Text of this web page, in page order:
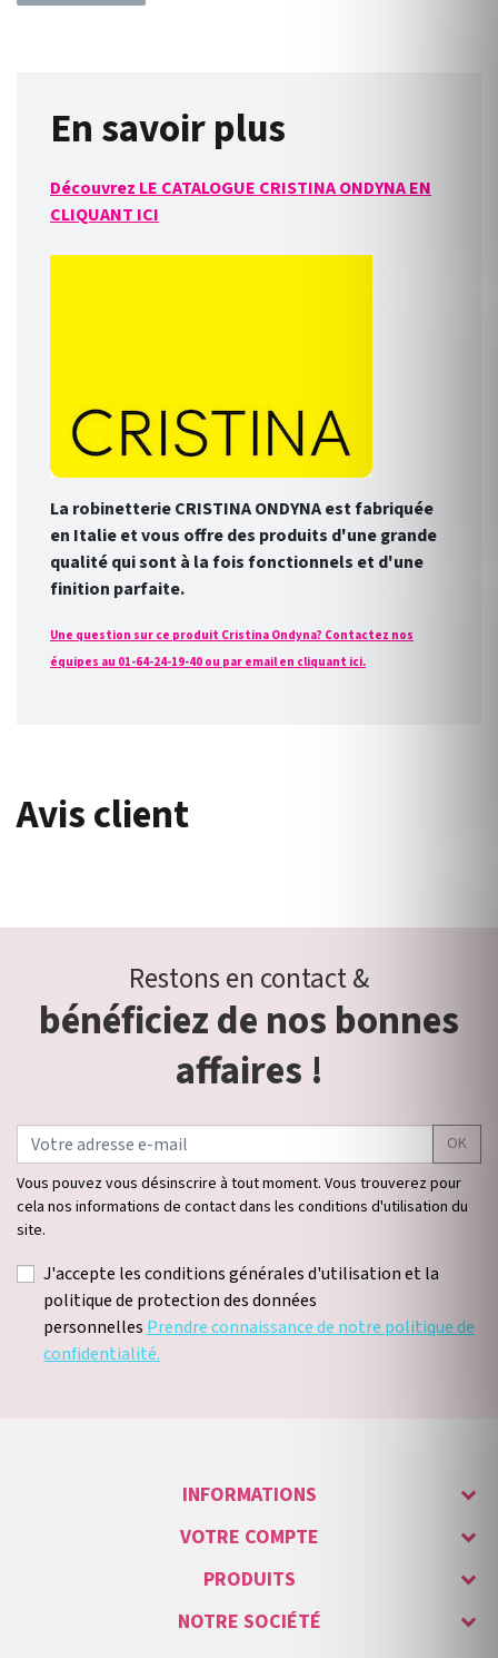
En savoir plus
Découvrez LE CATALOGUE CRISTINA ONDYNA EN
CLIQUANT ICI
La robinetterie CRISTINA ONDYNA est fabriquée
en Italie et vous offre des produits d'une grande
qualité qui sont à la fois fonctionnels et d'une
finition parfaite.
Une question sur ce produit Cristina Ondyna? Contactez nos
équipes au 01-64-24-19-40 ou par email en cliquant ici.
Avis client
Restons en contact &
bénéficiez de nos bonnes
affaires !
OK
Vous pouvez vous désinscrire à tout moment. Vous trouverez pour
cela nos informations de contact dans les conditions d'utilisation du
site.
J'accepte les conditions générales d'utilisation et la
politique de protection des données
personnelles Prendre connaissance de notre politique de
confidentialité.
INFORMATIONS
VOTRE COMPTE
PRODUITS
NOTRE SOCIÉTÉ